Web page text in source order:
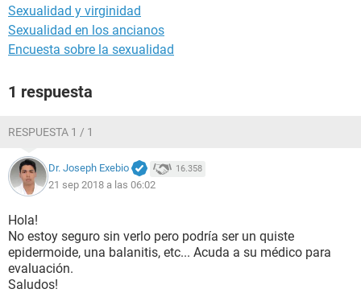
Sexualidad y virginidad
Sexualidad en los ancianos
Encuesta sobre la sexualidad
1 respuesta
RESPUESTA 1 / 1
Dr. Joseph Exebio 16.358
21 sep 2018 a las 06:02
Hola!
No estoy seguro sin verlo pero podría ser un quiste
epidermoide, una balanitis, etc... Acuda a su médico para
evaluación.
Saludos!